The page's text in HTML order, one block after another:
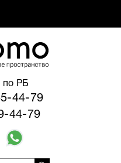
по РБ
44-79
44-79